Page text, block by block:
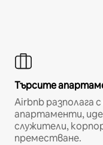
Търсите
Airbnb разполага
апартаменти,
служители,
преместване.